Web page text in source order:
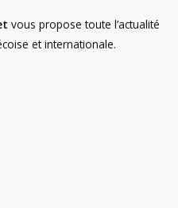
vous propose toute l’actualité
et internationale.